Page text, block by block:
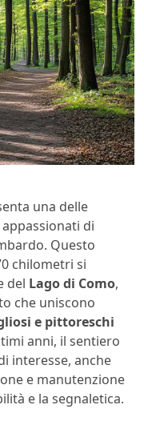
una delle
di
Questo
chilometri si
del Lago di Como,
che uniscono
e pittoreschi
anni, il sentiero
interesse, anche
e manutenzione
e la segnaletica.